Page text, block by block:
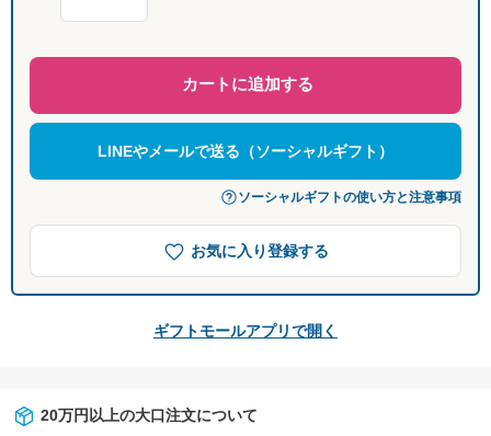
カートに追加する
LINEやメールで送る（ソーシャルギフト）
ソーシャルギフトの使い方と注意事項
お気に入り登録する
ギフトモールアプリで開く
20万円以上の大口注文について